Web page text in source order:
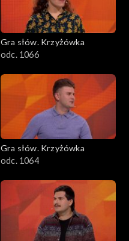
Gra słów. Krzyżówka
odc. 1066
Gra słów. Krzyżówka
odc. 1064